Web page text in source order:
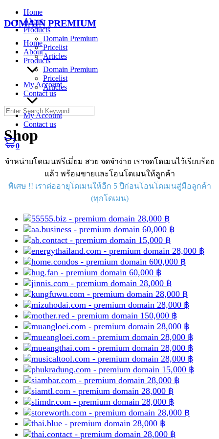
Skip
to
content
DOMAIN PREMIUM
Home
About
Products
Domain Premium
Pricelist
Articles
My Account
Contact us
0
Home
About
Products
Domain Premium
Pricelist
Articles
My Account
Contact us
Search
for:
Shop
จำหน่ายโดเมนพรีเมี่ยม สวย จดจำง่าย เราจดโดเมนไว้เรียบร้อย
แล้ว พร้อมขายและโอนโดเมนให้ลูกค้า
พิเศษ !! เราต่ออายุโดเมนให้อีก 5 ปีก่อนโอนโดเมนสู่มือลูกค้า
(ทุกโดเมน)
28,000 ฿
60,000 ฿
15,000 ฿
28,000 ฿
600,000 ฿
60,000 ฿
28,000 ฿
28,000 ฿
28,000 ฿
150,000 ฿
28,000 ฿
28,000 ฿
28,000 ฿
28,000 ฿
15,000 ฿
28,000 ฿
28,000 ฿
28,000 ฿
28,000 ฿
28,000 ฿
28,000 ฿